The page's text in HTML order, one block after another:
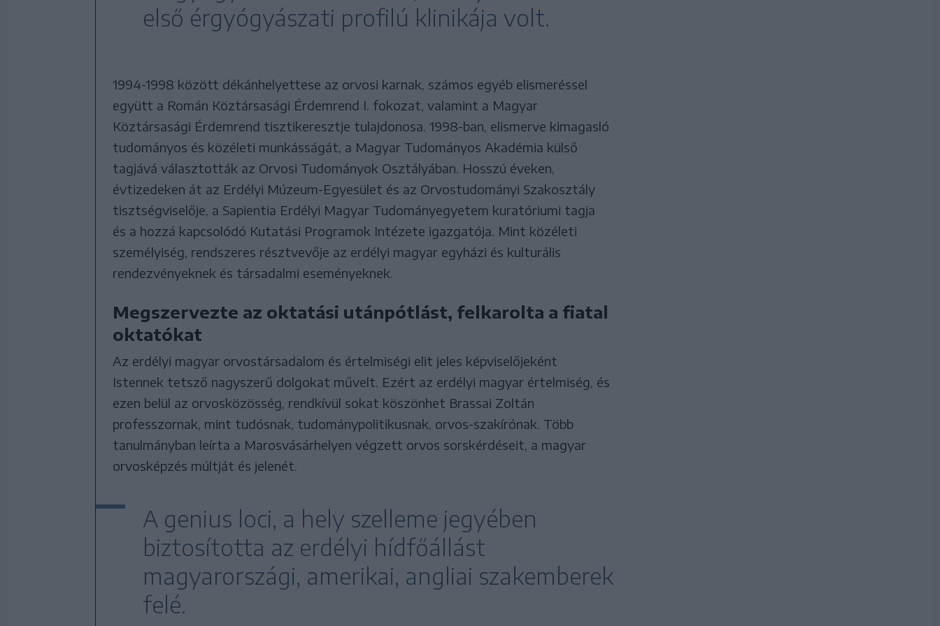
első érgyógyászati profilú klinikája volt.
1994-1998 között dékánhelyettese az orvosi karnak, számos egyéb elismeréssel
együtt a Román Köztársasági Érdemrend I. fokozat, valamint a Magyar
Köztársasági Érdemrend tisztikeresztje tulajdonosa. 1998-ban, elismerve kimagasló
tudományos és közéleti munkásságát, a Magyar Tudományos Akadémia külső
tagjává választották az Orvosi Tudományok Osztályában. Hosszú éveken,
évtizedeken át az Erdélyi Múzeum-Egyesület és az Orvostudományi Szakosztály
tisztségviselője, a Sapientia Erdélyi Magyar Tudományegyetem kuratóriumi tagja
és a hozzá kapcsolódó Kutatási Programok Intézete igazgatója. Mint közéleti
személyiség, rendszeres résztvevője az erdélyi magyar egyházi és kulturális
rendezvényeknek és társadalmi eseményeknek.
Megszervezte az oktatási utánpótlást, felkarolta a fiatal
oktatókat
Az erdélyi magyar orvostársadalom és értelmiségi elit jeles képviselőjeként
Istennek tetsző nagyszerű dolgokat művelt. Ezért az erdélyi magyar értelmiség, és
ezen belül az orvosközösség, rendkívül sokat köszönhet Brassai Zoltán
professzornak, mint tudósnak, tudománypolitikusnak, orvos-szakírónak. Több
tanulmányban leírta a Marosvásárhelyen végzett orvos sorskérdéseit, a magyar
orvosképzés múltját és jelenét.
A genius loci, a hely szelleme jegyében
biztosította az erdélyi hídfőállást
magyarországi, amerikai, angliai szakemberek
felé.